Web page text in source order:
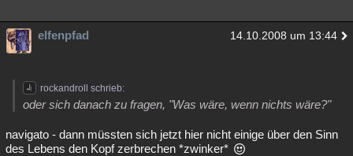
elfenpfad 14.10.2008 um 13:44
rockandroll schrieb:
oder sich danach zu fragen, "Was wäre, wenn nichts wäre?"
navigato - dann müssten sich jetzt hier nicht einige über den Sinn
des Lebens den Kopf zerbrechen *zwinker*